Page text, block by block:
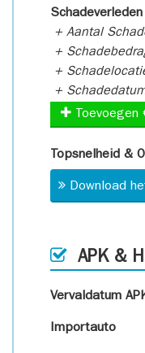
+ Aantal
+
+
+
Toevoegen
Topsnelheid &
Download
APK &
Vervaldatum
Importauto